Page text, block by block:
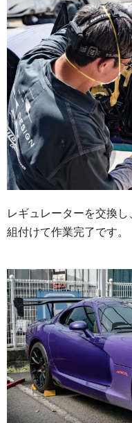
レギュレーターを交換
組付けて作業完了です。